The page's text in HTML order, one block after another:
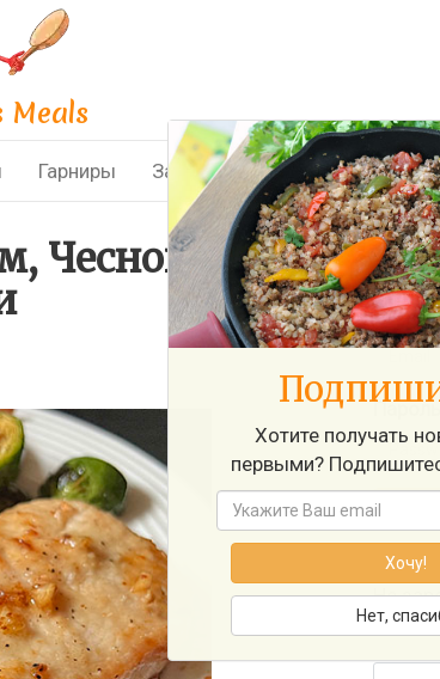
Meals
Гарниры Закуски
Чесноком и
Имя
Пароль
Не
Xотите получать
первыми?
Хочу!
Нет,